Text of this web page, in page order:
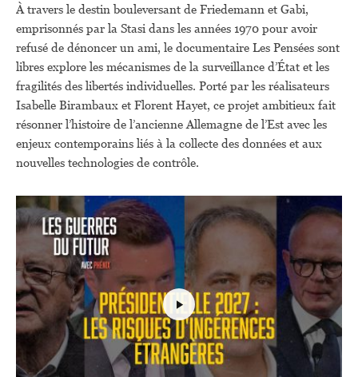
À travers le destin bouleversant de Friedemann et Gabi,
emprisonnés par la Stasi dans les années 1970 pour avoir
refusé de dénoncer un ami, le documentaire Les Pensées sont
libres explore les mécanismes de la surveillance d’État et les
fragilités des libertés individuelles. Porté par les réalisateurs
Isabelle Birambaux et Florent Hayet, ce projet ambitieux fait
résonner l’histoire de l’ancienne Allemagne de l’Est avec les
enjeux contemporains liés à la collecte des données et aux
nouvelles technologies de contrôle.